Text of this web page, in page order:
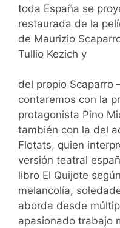
toda España se
restaurada de la
de Maurizio
Tullio Kezich y
del propio Scaparro
contaremos con la
protagonista Pino
también con la del
Flotats, quien
versión teatral
libro El Quijote
melancolía,
aborda desde
apasionado trabajo